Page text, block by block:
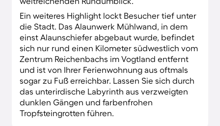
Ein weiteres Highlight lockt Besucher tief unter
die Stadt. Das Alaunwerk Mühlwand, in dem
einst Alaunschiefer abgebaut wurde, befindet
sich nur rund einen Kilometer südwestlich vom
Zentrum Reichenbachs im Vogtland entfernt
und ist von Ihrer Ferienwohnung aus oftmals
sogar zu Fuß erreichbar. Lassen Sie sich durch
das unterirdische Labyrinth aus verzweigten
dunklen Gängen und farbenfrohen
Tropfsteingrotten führen.